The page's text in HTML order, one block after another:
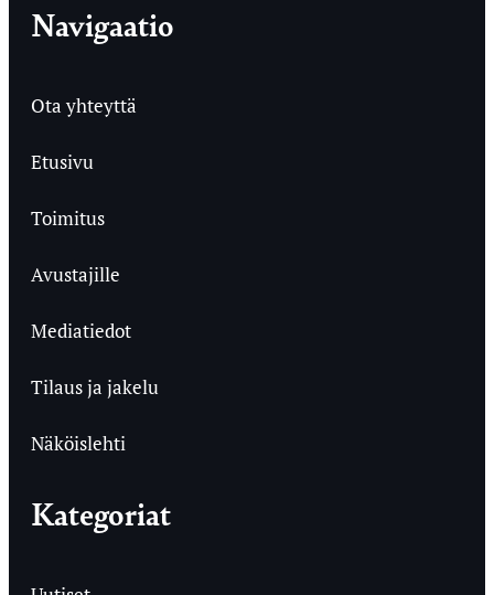
Navigaatio
Ota yhteyttä
Etusivu
Toimitus
Avustajille
Mediatiedot
Tilaus ja jakelu
Näköislehti
Kategoriat